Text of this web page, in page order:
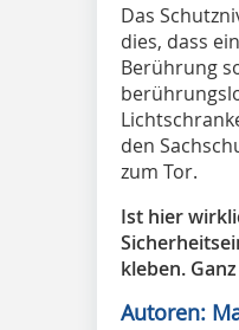
Das
dies, dass
Berührung
den
zum Tor.
Ist hier
kleben.
Autoren: